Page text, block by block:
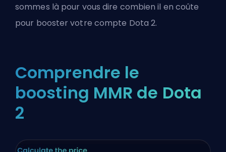
sommes là pour vous dire combien il en coûte
pour booster votre compte Dota 2.
Comprendre le
boosting MMR de Dota
2